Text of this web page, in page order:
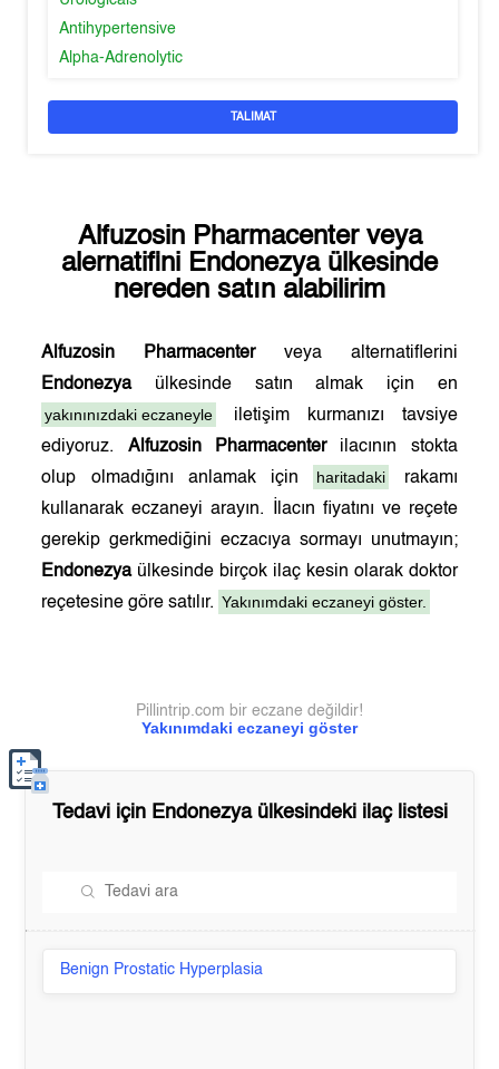
Antihypertensive
Alpha-Adrenolytic
TALIMAT
Alfuzosin Pharmacenterveya
alernatifini Endonezyaülkesinde
nereden satın alabilirim
Alfuzosin Pharmacenterveya alternatiflerini
Endonezyaülkesinde satın almak için en
yakınınızdaki eczaneyle
iletişim kurmanızı tavsiye
ediyoruz. Alfuzosin Pharmacenterilacının stokta
olup olmadığını anlamak için
haritadaki
rakamı
kullanarak eczaneyi arayın. İlacın fiyatını ve reçete
gerekip gerkmediğini eczacıya sormayı unutmayın;
Endonezyaülkesinde birçok ilaç kesin olarak doktor
reçetesine göre satılır. Yakınımdaki eczaneyi göster.
Yakınımdaki eczaneyi göster
Pillintrip.com bir eczane değildir!
Tedavi için Endonezyaülkesindeki ilaç listesi
Benign Prostatic Hyperplasia